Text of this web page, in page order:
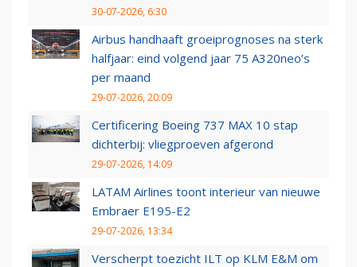
30-07-2026, 6:30
Airbus handhaaft groeiprognoses na sterk
halfjaar: eind volgend jaar 75 A320neo’s
per maand
29-07-2026, 20:09
Certificering Boeing 737 MAX 10 stap
dichterbij: vliegproeven afgerond
29-07-2026, 14:09
LATAM Airlines toont interieur van nieuwe
Embraer E195-E2
29-07-2026, 13:34
Verscherpt toezicht ILT op KLM E&M om